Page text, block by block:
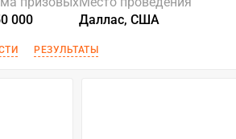
000
Даллас, США
РЕЗУЛЬТАТЫ